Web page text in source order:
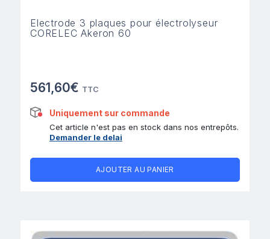
Electrode 3 plaques pour électrolyseur
CORELEC Akeron 60
561,60€ TTC
Uniquement sur commande
Cet article n'est pas en stock dans nos entrepôts.
Demander le delai
AJOUTER AU PANIER